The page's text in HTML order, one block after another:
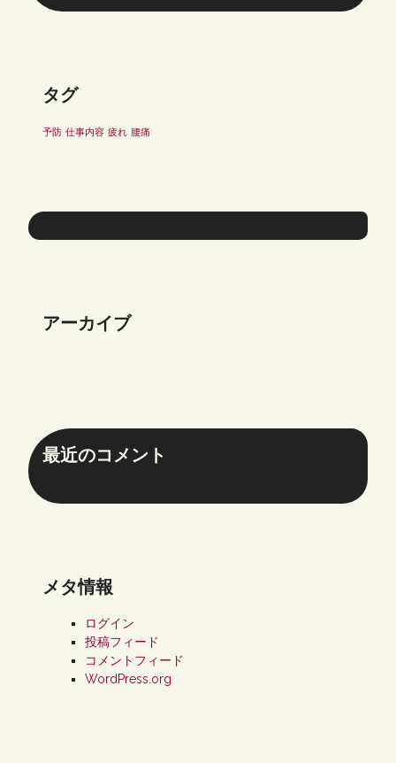
タグ
予防 仕事内容 疲れ 腰痛
アーカイブ
最近のコメント
メタ情報
ログイン
投稿フィード
コメントフィード
WordPress.org